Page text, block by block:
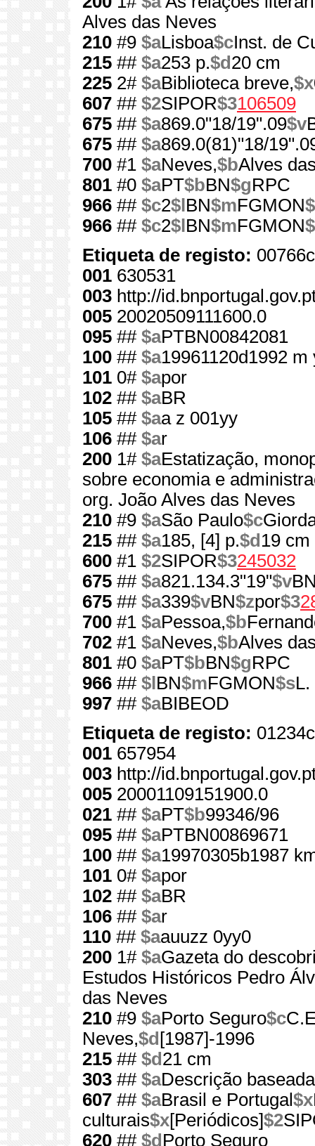
Alves das Neves
210 #9 $aLisboa$cInst. de
215 ## $a253 p.$d 20 cm
225 2# $aBiblioteca breve,$x
607 ## $2SIPOR$3106509
675 ## $a869.0"18/19".09$v
675 ## $a869.0(81)"18/
700 #1 $aNeves,$bAlves
801 #0 $aPT$bBN$gRPC
966 ## $c2$l BN$mFGMON
966 ## $c2$l BN$mFGMON
Etiqueta de registo:
001 630531
003 http://
005 20020509111600.0
095 ## $aPTBN00842081
100 ## $a19961120d1992
101 0# $apor
102 ## $aBR
105 ## $aa z 001yy
106 ## $ar
200 1# $aEstatização,
sobre economia e
org. João Alves das Neves
210 #9 $aSão Paulo$c
215 ## $a185, [4] p.$d 19 cm
600 #1 $2SIPOR$3245032
675 ## $a821.134.3"19"$v
675 ## $a339$vBN$zpor$3
700 #1 $aPessoa,$b
702 #1 $aNeves,$bAlves
801 #0 $aPT$bBN$gRPC
966 ## $l BN$mFGMON$sL.
997 ## $aBIBEOD
Etiqueta de registo:
001 657954
003 http://
005 20001109151900.0
021 ## $aPT$b99346/96
095 ## $aPTBN00869671
100 ## $a19970305b1987
101 0# $apor
102 ## $aBR
106 ## $ar
110 ## $aauuzz 0yy0
200 1# $aGazeta do
Estudos Históricos Pedro
das Neves
210 #9 $aPorto Seguro$c
Neves,$d [1987]-1996
215 ## $d 21 cm
303 ## $aDescrição
607 ## $aBrasil e Portugal$x
culturais$x[Periódicos]$2
620 ## $d Porto Seguro